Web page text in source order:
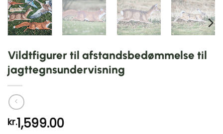
Vildtfigurer til afstandsbedømmelse til
jagttegnsundervisning
kr.1,599.00